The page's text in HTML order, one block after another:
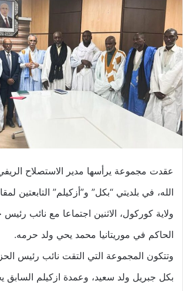
عقدت مجموعة يرأسها مدير الاستصلاح
الله، في بلديتي “بكل” و”أزكيلم” التابعتين
ولاية كوركول، الاثنين اجتماعا مع نائب
الحاكم في موريتانيا محمد يحي ولد حرمه.
وتتكون المجموعة التي التقت نائب رئيس
بكل جبريل ولد سعيد، وعمدة ازكيلم السابق